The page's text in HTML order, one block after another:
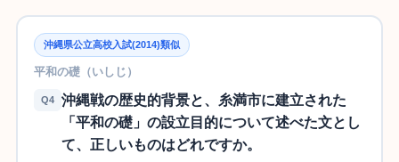
沖縄県公立高校入試(2014)類似
平和の礎（いしじ）
Q4
沖縄戦の歴史的背景と、糸満市に建立された
「平和の礎」の設立目的について述べた文とし
て、正しいものはどれですか。